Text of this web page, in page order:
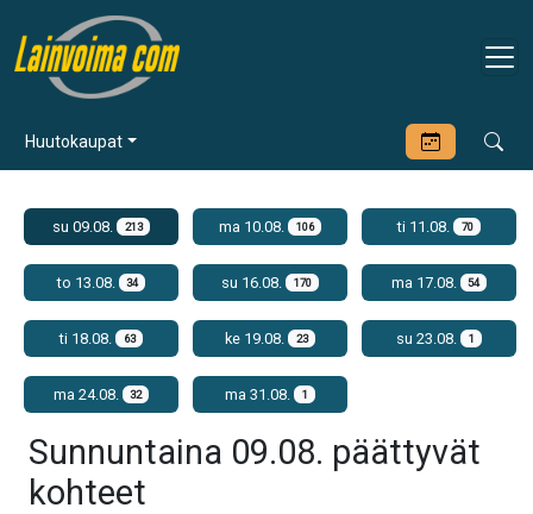
Huutokaupat
su 09.08. 213 ma 10.08. 106 ti 11.08. 70
to 13.08. 34 su 16.08. 170 ma 17.08. 54
ti 18.08. 63 ke 19.08. 23 su 23.08. 1
ma 24.08. 32 ma 31.08. 1
Sunnuntaina 09.08. päättyvät
kohteet